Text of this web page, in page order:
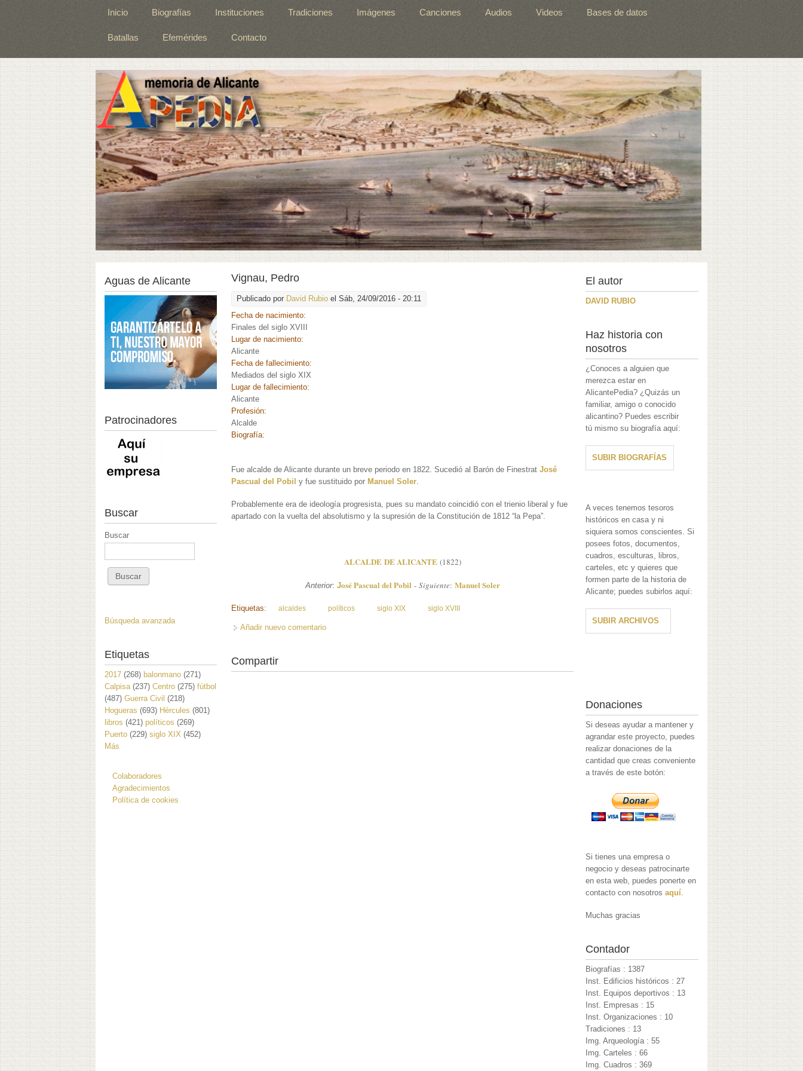
Inicio Biografías Instituciones Tradiciones Imágenes Canciones Audios Videos Bases de datos
Batallas Efemérides Contacto
Vignau, Pedro
Publicado por David Rubio el Sáb, 24/09/2016 - 20:11
Fecha de nacimiento:
Finales del siglo XVIII
Lugar de nacimiento:
Alicante
Fecha de fallecimiento:
Mediados del siglo XIX
Lugar de fallecimiento:
Alicante
Profesión:
Alcalde
Biografía:
Fue alcalde de Alicante durante un breve periodo en 1822. Sucedió al Barón de FinestratJosé
Pascual del Pobil y fue sustituido por Manuel Soler.
Probablemente era de ideología progresista, pues su mandato coincidió con el trienio liberal y fue
apartado con la vuelta del absolutismo y la supresión de la Constitución de 1812 “la Pepa”.
ALCALDE DE ALICANTE (1822)
Anterior: José Pascual del Pobil - Siguiente: Manuel Soler
Etiquetas: alcaldes políticos siglo XIX siglo XVIII
Añadir nuevo comentario
Compartir
Aguas de Alicante
Patrocinadores
Buscar
Buscar
Búsqueda avanzada
Etiquetas
2017 (268) balonmano (271)
Calpisa (237) Centro (275) fútbol
(487) Guerra Civil (218)
Hogueras (693) Hércules (801)
libros (421) políticos (269)
Puerto (229) siglo XIX (452)
Más
Colaboradores
Agradecimientos
Política de cookies
El autor
DAVID RUBIO
Haz historia con
nosotros
¿Conoces a alguien que
merezca estar en
AlicantePedia? ¿Quizás un
familiar, amigo o conocido
alicantino? Puedes escribir
tú mismo su biografía aquí:
SUBIR BIOGRAFÍAS
A veces tenemos tesoros
históricos en casa y ni
siquiera somos conscientes. Si
posees fotos, documentos,
cuadros, esculturas, libros,
carteles, etc y quieres que
formen parte de la historia de
Alicante; puedes subirlos aquí:
SUBIR ARCHIVOS
Donaciones
Si deseas ayudar a mantener y
agrandar este proyecto, puedes
realizar donaciones de la
cantidad que creas conveniente
a través de este botón:
Si tienes una empresa o
negocio y deseas patrocinarte
en esta web, puedes ponerte en
contacto con nosotrosaquí.
Muchas gracias
Contador
Biografías : 1387
Inst. Edificios históricos : 27
Inst. Equipos deportivos : 13
Inst. Empresas : 15
Inst. Organizaciones : 10
Tradiciones : 13
Img. Arqueología : 55
Img. Carteles : 66
Img. Cuadros : 369